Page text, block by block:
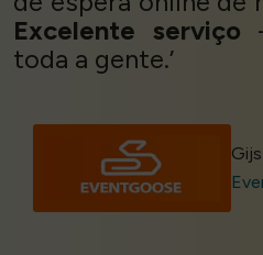
Excelente serviço
toda a gente.’